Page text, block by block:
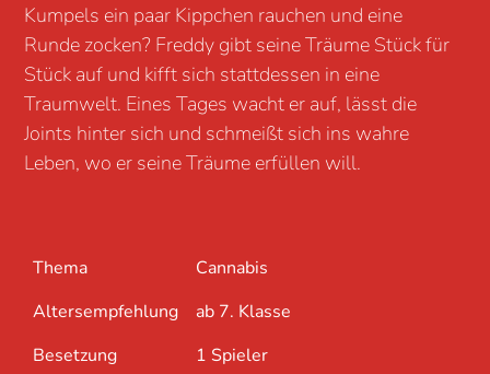
Kumpels ein paar Kippchen rauchen und eine
Runde zocken? Freddy gibt seine Träume Stück für
Stück auf und kifft sich stattdessen in eine
Traumwelt. Eines Tages wacht er auf, lässt die
Joints hinter sich und schmeißt sich ins wahre
Leben, wo er seine Träume erfüllen will.
Thema
Cannabis
Altersempfehlung
ab 7. Klasse
Besetzung
1 Spieler